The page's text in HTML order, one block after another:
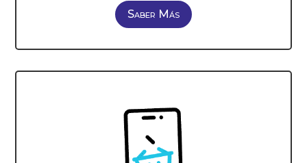
Saber Más